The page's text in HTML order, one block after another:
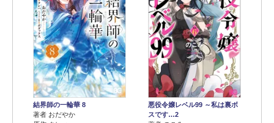
結界師の一輪華 8
著者 おだやか
悪役令嬢レベル99 ～私は裏ボ
スです…2